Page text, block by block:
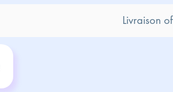
Livraison